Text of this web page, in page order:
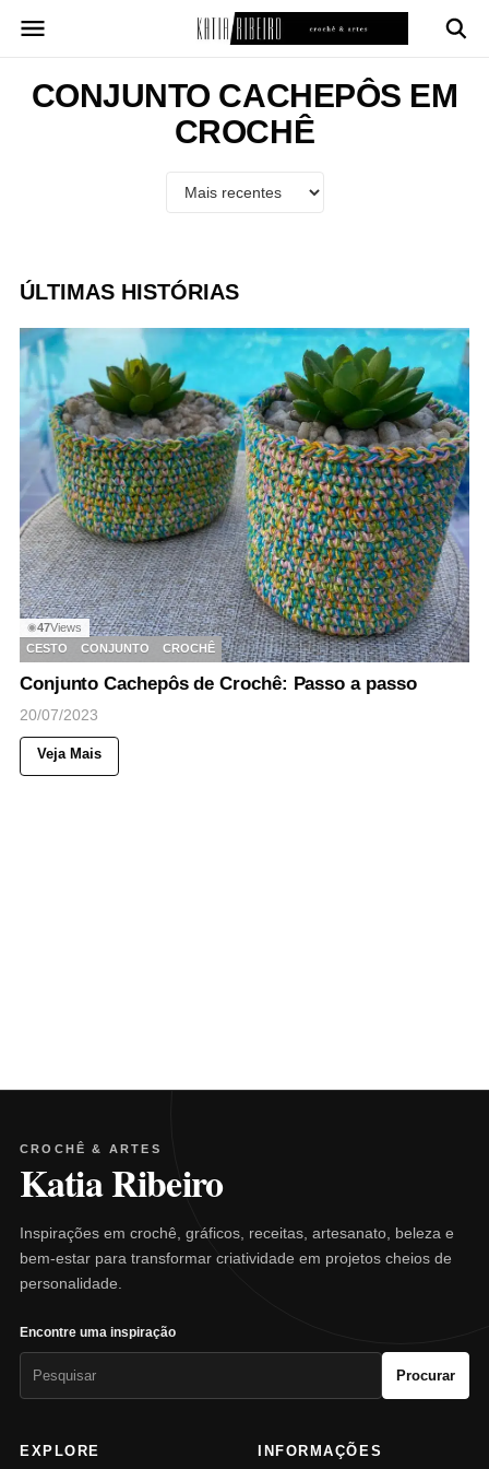
para
conteúdoCONJUNTO CACHEPÔS EM
CROCHÊ
ÚLTIMAS HISTÓRIAS
◉47Views
CESTO
CONJUNTO CROCHÊ
Conjunto Cachepôs de Crochê: Passo a passo
20/07/2023
Veja Mais
CROCHÊ & ARTES
Katia Ribeiro
Inspirações em crochê, gráficos, receitas, artesanato, beleza e
bem-estar para transformar criatividade em projetos cheios de
personalidade.
Encontre uma inspiração
Procurar
EXPLORE INFORMAÇÕES